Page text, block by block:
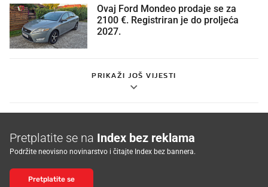
Ovaj Ford Mondeo prodaje se za
2100 €. Registriran je do proljeća
2027.
PRIKAŽI JOŠ VIJESTI
Pretplatite se na Index bez reklama
Podržite neovisno novinarstvo i čitajte Index bez bannera.
Pretplatite se